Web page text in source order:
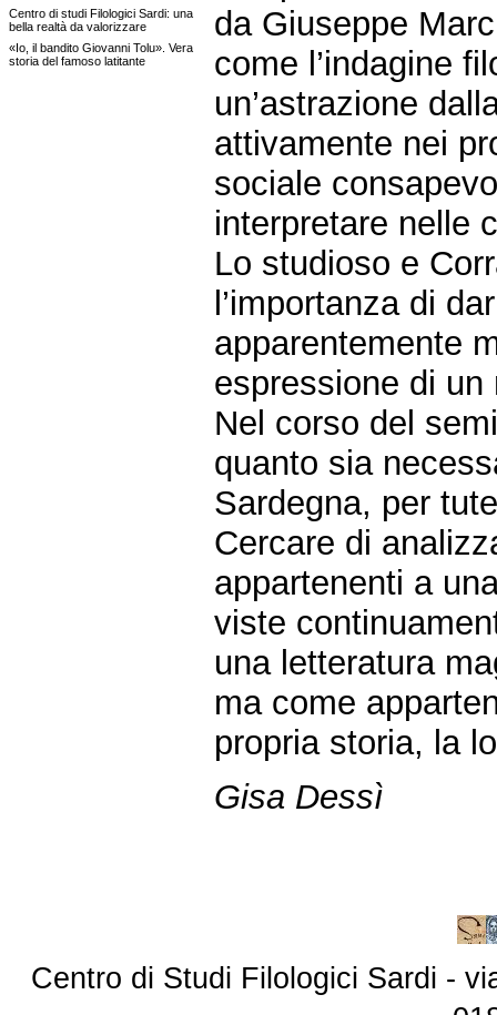
Centro di studi Filologici Sardi: una
bella realtà da valorizzare
«Io, il bandito Giovanni Tolu». Vera
storia del famoso latitante
da Giuseppe
come l’indagine
un’astrazione
attivamente nei
sociale
interpretare nelle
Lo studioso e
l’importanza di
apparentemente
espressione di un
Nel corso del
quanto sia
Sardegna, per
Cercare di
appartenenti a
viste
una letteratura
ma come
propria storia, la
Gisa Dessì
Centro di Studi Filologici Sardi -